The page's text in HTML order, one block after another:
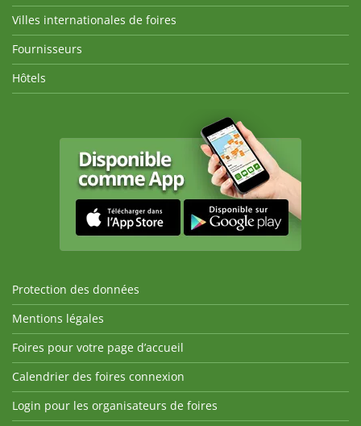
Villes internationales de foires
Fournisseurs
Hôtels
Protection des données
Mentions légales
Foires pour votre page d’accueil
Calendrier des foires connexion
Login pour les organisateurs de foires